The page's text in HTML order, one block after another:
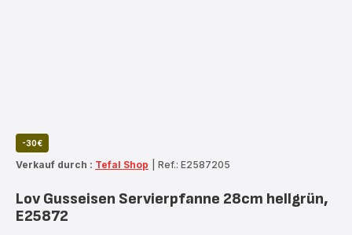
-30€
Verkauf durch : Tefal Shop Ref.: E2587205
Lov Gusseisen Servierpfanne 28cm hellgrün,
E25872